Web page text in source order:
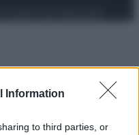
Information
to third parties, or